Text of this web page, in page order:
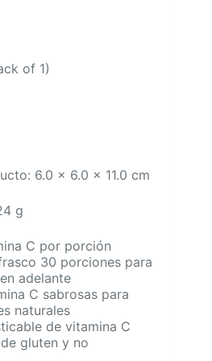
of 1)
6.0 x 6.0 x 11.0 cm
g
C por porción
30 porciones para
adelante
C sabrosas para
naturales
de vitamina C
gluten y no